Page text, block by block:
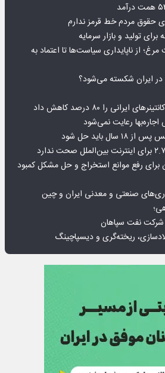
حقوق مردم خط قرمز ندارم
تولید و بازار سرمایه
از ناپایداری سیاست‌ها تا اعتماد به
ایران شکسته می‌شود؟
را ۸۰ درصد کاهش داد
باید حل شود
برای رفع موانع استخراج و حل مشکل کمبود
صنعتی و معدنی ایران و چین
شرکت نفت سپاهان
ریخته‌گری و دیسپاچینگ